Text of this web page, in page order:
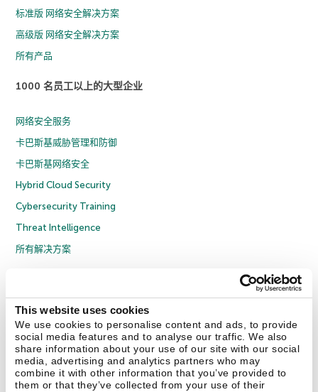
This website uses cookies
We use cookies to personalise content and ads, to provide
social media features and to analyse our traffic. We also
share information about your use of our site with our social
media, advertising and analytics partners who may
combine it with other information that you’ve provided to
them or that they’ve collected from your use of their
标准版 网络安全解决方案
高级版 网络安全解决方案
所有产品
1000 名员工以上的大型企业
网络安全服务
卡巴斯基威胁管理和防御
卡巴斯基网络安全
Hybrid Cloud Security
Cybersecurity Training
Threat Intelligence
所有解决方案
隐私策略
反腐败政策
许可协议 B2B
京ICP备12053225号
京公网安备 11010102001169号
联系我们 关于我们 合作伙伴 Blog 资源中心 新闻稿
Securelist Eugene Personal Blog